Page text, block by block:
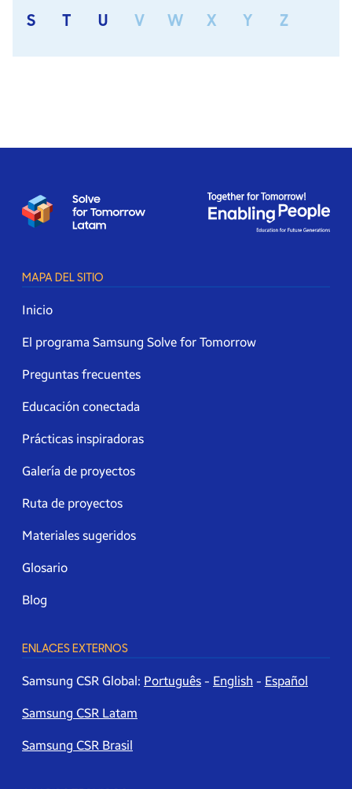
S T U V W X Y Z
MAPA DEL SITIO
Inicio
El programa Samsung Solve for Tomorrow
Preguntas frecuentes
Educación conectada
Prácticas inspiradoras
Galería de proyectos
Ruta de proyectos
Materiales sugeridos
Glosario
Blog
ENLACES EXTERNOS
Samsung CSR Global: Português - English - Español
Samsung CSR Latam
Samsung CSR Brasil